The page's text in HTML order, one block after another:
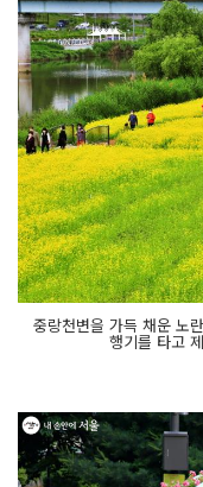
중랑천변을 가득 채운 노
행기를 타고